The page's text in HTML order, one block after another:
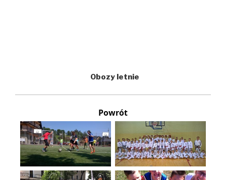
Obozy letnie
Powrót